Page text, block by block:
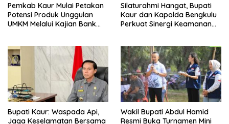
Pemkab Kaur Mulai Petakan
Potensi Produk Unggulan
UMKM Melalui Kajian Bank
Silaturahmi Hangat, Bupati
Kaur dan Kapolda Bengkulu
Perkuat Sinergi Keamanan
Bupati Kaur: Waspada Api,
Jaga Keselamatan Bersama
Wakil Bupati Abdul Hamid
Resmi Buka Turnamen Mini